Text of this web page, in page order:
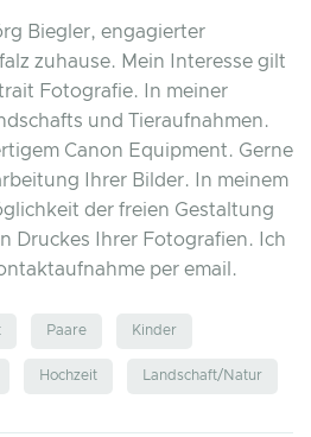
Biegler, engagierter
zuhause. Mein Interesse gilt
Fotografie. In meiner
und Tieraufnahmen.
Canon Equipment. Gerne
Ihrer Bilder. In meinem
der freien Gestaltung
Druckes Ihrer Fotografien. Ich
per email.
Paare Kinder
Hochzeit Landschaft/Natur